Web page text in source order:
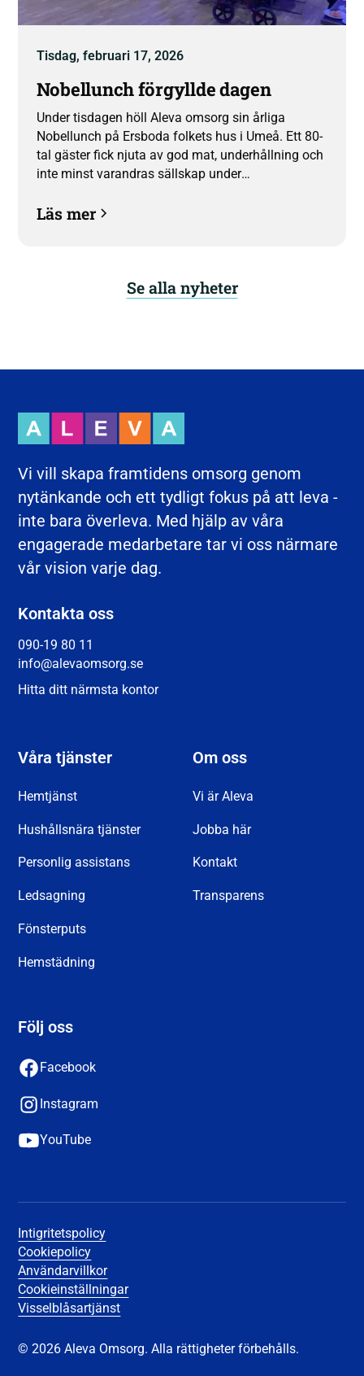
Tisdag, februari 17, 2026
Nobellunch förgyllde dagen
Under tisdagen höll Aleva omsorg sin årliga
Nobellunch på Ersboda folkets hus i Umeå. Ett 80-
tal gäster fick njuta av god mat, underhållning och
inte minst varandras sällskap under
är så glada över att äntligen kunna bjuda in till fest
Läs mer
Se alla nyheter
Vi vill skapa framtidens omsorg genom
nytänkande och ett tydligt fokus på att leva -
inte bara överleva. Med hjälp av våra
engagerade medarbetare tar vi oss närmare
vår vision varje dag.
Kontakta oss
090-19 80 11
info@alevaomsorg.se
Hitta ditt närmsta kontor
Våra tjänster
Hemtjänst
Hushållsnära tjänster
Personlig assistans
Ledsagning
Fönsterputs
Hemstädning
Om oss
Vi är Aleva
Jobba här
Kontakt
Transparens
Följ oss
Facebook
Instagram
YouTube
© 2026 Aleva Omsorg. Alla rättigheter förbehålls.
Intigritetspolicy
Cookiepolicy
Användarvillkor
Cookieinställningar
Visselblåsartjänst